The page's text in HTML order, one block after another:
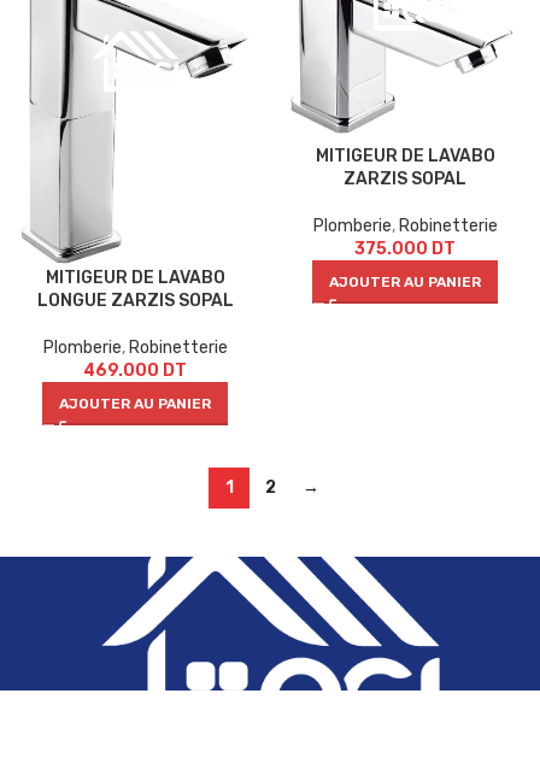
MITIGEUR DE LAVABO
LONGUE ZARZIS SOPAL
Plomberie, Robinetterie
469.000 DT
AJOUTER AU PANIER
MITIGEUR DE LAVABO
ZARZIS SOPAL
Plomberie, Robinetterie
375.000 DT
AJOUTER AU PANIER
1 2 →